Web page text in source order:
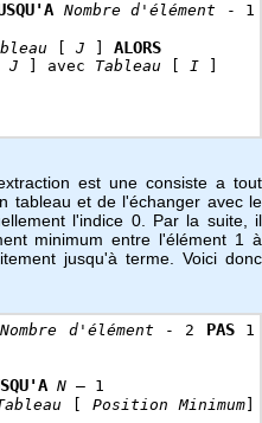
Nombre d'élément - 1
J ALORS
J ] avec Tableau I
est une consiste a tout
tableau et de l'échanger avec le
l'indice 0. Par la suite, il
minimum entre l'élément 1 à
jusqu'à terme. Voici donc
Nombre d'élément - 2 PAS1
N – 1
Position Minimum